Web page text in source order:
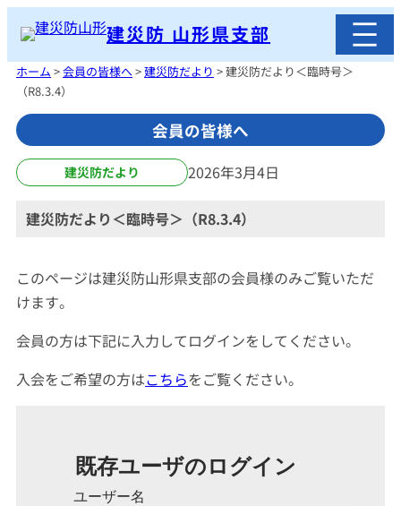
を
キ
ッ
プ
建災防 山形県支部
ホーム >会員の皆様へ>建災防だより >建災防だより＜臨時号＞
（R8.3.4）
会員の皆様へ
建災防だより 2026年3月4日
建災防だより＜臨時号＞（R8.3.4）
このページは建災防山形県支部の会員様のみご覧いただ
けます。
会員の方は下記に入力してログインをしてください。
入会をご希望の方はこちらをご覧ください。
既存ユーザのログイン
ユーザー名